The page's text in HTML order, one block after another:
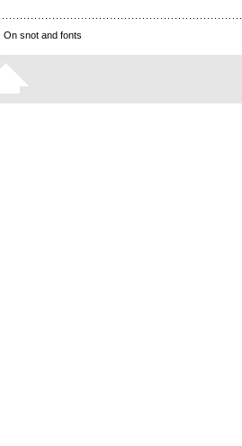
On snot and fonts